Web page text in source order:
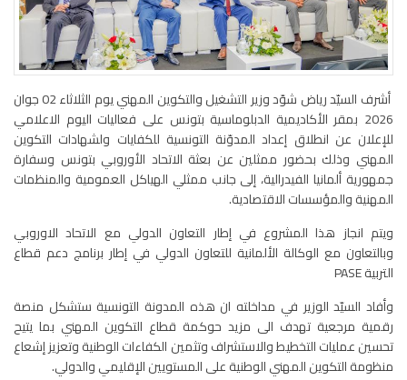
أشرف السيّد رياض شوّد وزير التشغيل والتكوين المهني يوم الثلاثاء 02 جوان
2026 بمقر الأكاديمية الدبلوماسية بتونس على فعاليات اليوم الاعلامي
للإعلان عن انطلاق إعداد المدوّنة التونسية للكفايات ولشهادات التكوين
المهني وذلك بحضور ممثلين عن بعثة الاتحاد الأوروبي بتونس وسفارة
جمهورية ألمانيا الفيدرالية، إلى جانب ممثلي الهياكل العمومية والمنظمات
المهنية والمؤسسات الاقتصادية.
ويتم انجاز هذا المشروع في إطار التعاون الدولي مع الاتحاد الاوروبي
وبالتعاون مع الوكالة الألمانية للتعاون الدولي في إطار برنامج دعم قطاع
التربية PASE
وأفاد السيّد الوزير في مداخلته ان هذه المدونة التونسية ستشكل منصة
رقمية مرجعية تهدف الى مزيد حوكمة قطاع التكوين المهني بما يتيح
تحسين عمليات التخطيط والاستشراف وتثمين الكفاءات الوطنية وتعزيز إشعاع
منظومة التكوين المهني الوطنية على المستويين الإقليمي والدولي.